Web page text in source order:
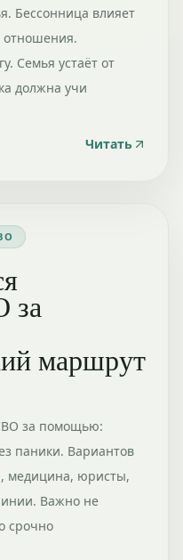
Бессонница влияет
отношения.
Семья устаёт от
должна учи
Читать
за
маршрут
за помощью:
паники. Вариантов
медицина, юристы,
Важно не
срочно